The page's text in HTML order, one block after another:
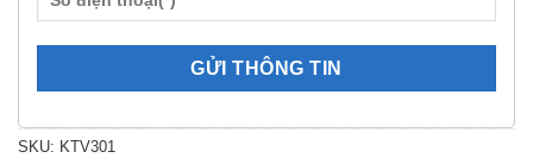
SKU: KTV301